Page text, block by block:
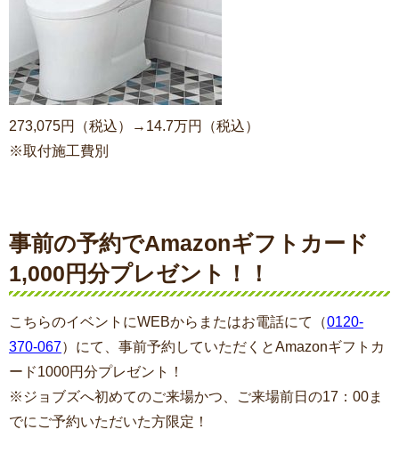
273,075円（税込）→14.7万円（税込）
※取付施工費別
事前の予約でAmazonギフトカード
1,000円分プレゼント！！
こちらのイベントにWEBからまたはお電話にて（0120-
370-067）にて、事前予約していただくとAmazonギフトカ
ード1000円分プレゼント！
※ジョブズへ初めてのご来場かつ、ご来場前日の17：00ま
でにご予約いただいた方限定！